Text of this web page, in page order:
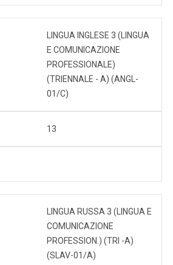
LINGUA INGLESE 3 (LINGUA
E COMUNICAZIONE
PROFESSIONALE)
(TRIENNALE - A) (ANGL-
01/C)
13
LINGUA RUSSA 3 (LINGUA E
COMUNICAZIONE
PROFESSION.) (TRI -A)
(SLAV-01/A)